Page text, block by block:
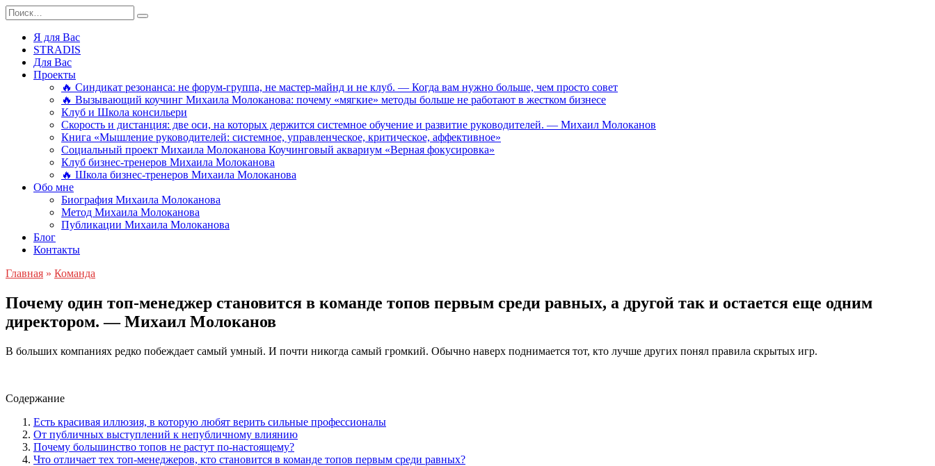
Перейти
к
содержанию
Search
for:
Я для Вас
STRADIS
Для Вас
Проекты
🔥 Синдикат резонанса: не форум-группа, не мастер-майнд и не клуб. — Когда вам нужно больше, чем просто совет
🔥 Вызывающий коучинг Михаила Молоканова: почему «мягкие» методы больше не работают в жестком бизнесе
Клуб и Школа консильери
Скорость и дистанция: две оси, на которых держится системное обучение и развитие руководителей. — Михаил Молоканов
Книга «Мышление руководителей: системное, управленческое, критическое, аффективное»
Социальный проект Михаила Молоканова Коучинговый аквариум «Верная фокусировка»
Клуб бизнес-тренеров Михаила Молоканова
🔥 Школа бизнес-тренеров Михаила Молоканова
Обо мне
Биография Михаила Молоканова
Метод Михаила Молоканова
Публикации Михаила Молоканова
Блог
Контакты
Главная » Команда
Почему один топ-менеджер становится в команде топов первым среди равных, а другой так и остается еще одним
директором. — Михаил Молоканов
В больших компаниях редко побеждает самый умный. И почти никогда самый громкий. Обычно наверх поднимается тот, кто лучше других понял правила скрытых игр.
Содержание
Есть красивая иллюзия, в которую любят верить сильные профессионалы
От публичных выступлений к непубличному влиянию
Почему большинство топов не растут по-настоящему?
Что отличает тех топ-менеджеров, кто становится в команде топов первым среди равных?